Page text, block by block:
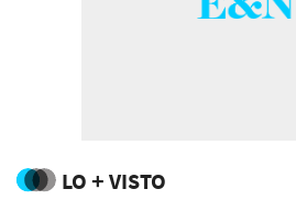
LO + VISTO